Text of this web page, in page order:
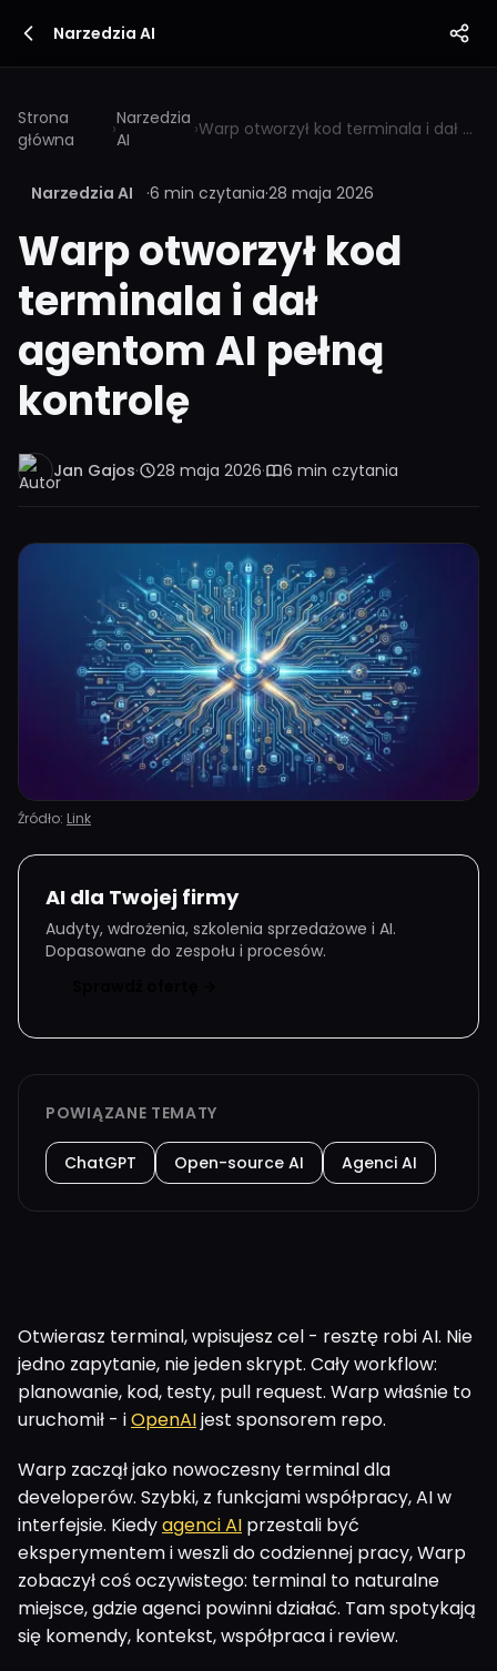
Narzedzia AI
Strona
główna
›Narzedzia
AI
› Warp otworzył kod terminala i dał agentom AI pełną kontrolę
Narzedzia AI ·6 min czytania·28 maja 2026
Warp otworzył kod
terminala i dał
agentom AI pełną
kontrolę
Jan Gajos· 28 maja 2026· 6 min czytania
Źródło: Link
AI dla Twojej firmy
Audyty, wdrożenia, szkolenia sprzedażowe i AI.
Dopasowane do zespołu i procesów.
POWIĄZANE TEMATY
ChatGPT Open-source AI Agenci AI
Otwierasz terminal, wpisujesz cel - resztę robi AI. Nie
jedno zapytanie, nie jeden skrypt. Cały workflow:
planowanie, kod, testy, pull request. Warp właśnie to
uruchomił - iOpenAIjest sponsorem repo.
Warp zaczął jako nowoczesny terminal dla
developerów. Szybki, z funkcjami współpracy, AI w
interfejsie. Kiedyagenci AI przestali być
eksperymentem i weszli do codziennej pracy, Warp
zobaczył coś oczywistego: terminal to naturalne
miejsce, gdzie agenci powinni działać. Tam spotykają
się komendy, kontekst, współpraca i review.